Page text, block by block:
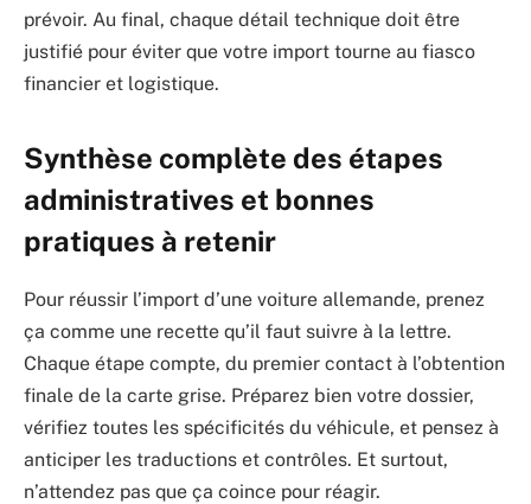
prévoir. Au final, chaque détail technique doit être
justifié pour éviter que votre import tourne au fiasco
financier et logistique.
Synthèse complète des étapes
administratives et bonnes
pratiques à retenir
Pour réussir l’import d’une voiture allemande, prenez
ça comme une recette qu’il faut suivre à la lettre.
Chaque étape compte, du premier contact à l’obtention
finale de la carte grise. Préparez bien votre dossier,
vérifiez toutes les spécificités du véhicule, et pensez à
anticiper les traductions et contrôles. Et surtout,
n’attendez pas que ça coince pour réagir.